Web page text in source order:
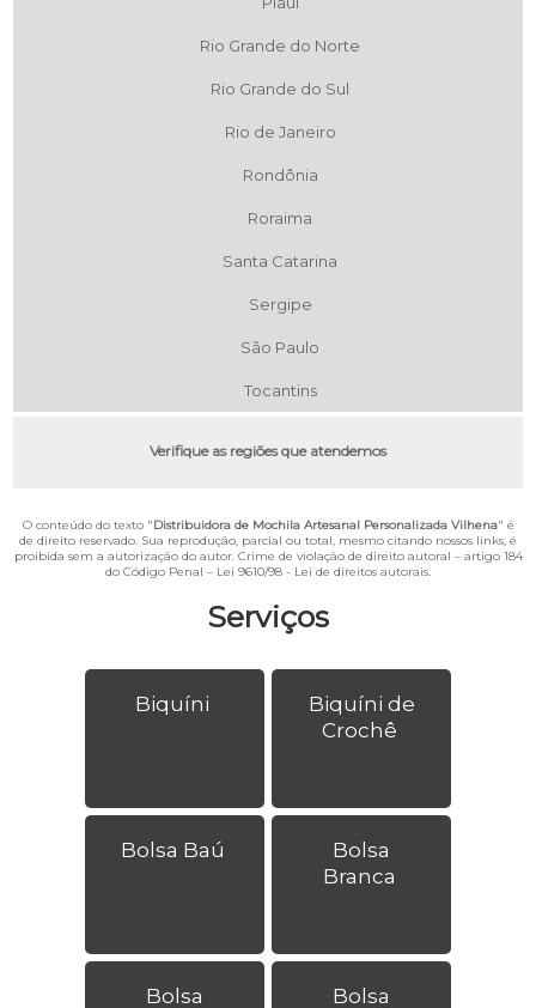
Serviços
Biquíni
Biquíni de
Crochê
Bolsa Baú
Bolsa
Branca
Bolsa
Bolsa
Rio Grande do Norte
Rio Grande do Sul
Rio de Janeiro
Rondônia
Roraima
Santa Catarina
Sergipe
São Paulo
Tocantins
Verifique as regiões que atendemos
O conteúdo do texto "Distribuidora de Mochila Artesanal Personalizada Vilhena" é
de direito reservado. Sua reprodução, parcial ou total, mesmo citando nossos links, é
proibida sem a autorização do autor. Crime de violação de direito autoral – artigo 184
do Código Penal – Lei 9610/98 - Lei de direitos autorais.